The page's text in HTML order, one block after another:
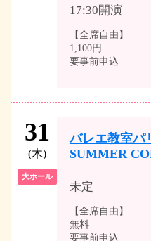
17:30開演
【全席自由】
1,100円
要事前申込
31
(木)
大ホール
バレエ教室パ
SUMMER
未定
【全席自由】
無料
要事前申込